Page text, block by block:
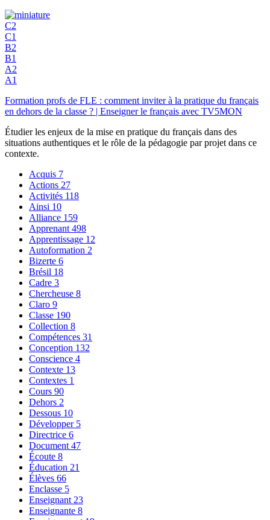
C2
C1
B2
B1
A2
A1
Formation profs de FLE : comment inviter à la pratique du français
en dehors de la classe ? | Enseigner le français avec TV5MON
Étudier les enjeux de la mise en pratique du français dans des
situations authentiques et le rôle de la pédagogie par projet dans ce
contexte.
Acquis 7
Actions 27
Activités 118
Ainsi 10
Alliance 159
Apprenant 498
Apprentissage 12
Autoformation 2
Bizerte 6
Brésil 18
Cadre 3
Chercheuse 8
Claro 9
Classe 190
Collection 8
Compétences 31
Conception 132
Conscience 4
Contexte 13
Contextes 1
Cours 90
Dehors 2
Dessous 10
Développer 5
Directrice 6
Document 47
Écoute 8
Éducation 21
Élèves 66
Enclasse 5
Enseignant 23
Enseignante 8